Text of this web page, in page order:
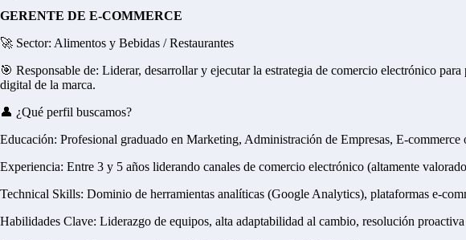
GERENTE DE E-COMMERCE
🚀 Sector: Alimentos y Bebidas / Restaurantes
🎯 Responsable de: Liderar, desarrollar y ejecutar la estrategia de comercio electrónico
digital de la marca.
👤 ¿Qué perfil buscamos?
Educación: Profesional graduado en Marketing, Administración de Empresas, E-commerce
Experiencia: Entre 3 y 5 años liderando canales de comercio electrónico (altamente
Technical Skills: Dominio de herramientas analíticas (Google Analytics), plataformas e-
Habilidades Clave: Liderazgo de equipos, alta adaptabilidad al cambio, resolución